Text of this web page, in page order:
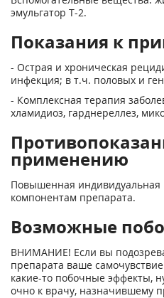
эмульгатор Т-2.
Показания к
- Острая и хроническая
инфекция; в т.ч. половых и
- Комплексная терапия
хламидиоз, гарднереллез,
применению
Повышенная индивидуальная
компонентам препарата.
Возможные
ВНИМАНИЕ! Если вы
препарата ваше
какие-то побочные эффекты,
очно к врачу, назначившему